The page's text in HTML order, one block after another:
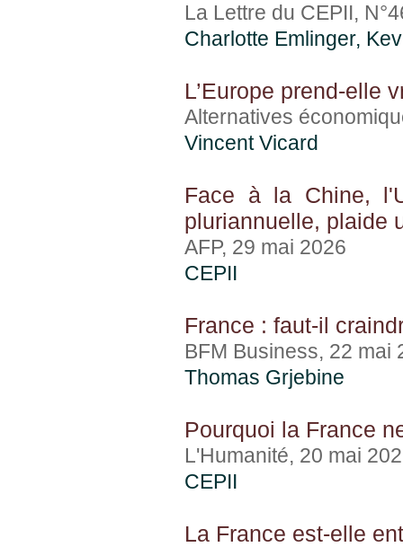
La Lettre du CEPII,
Charlotte Emlinger,
L’Europe prend-elle
Alternatives
Vincent Vicard
Face à la Chine,
pluriannuelle, plaide
AFP, 29 mai 2026
CEPII
France : faut-il
BFM Business, 22 mai
Thomas Grjebine
Pourquoi la France
L'Humanité, 20 mai
CEPII
La France est-elle